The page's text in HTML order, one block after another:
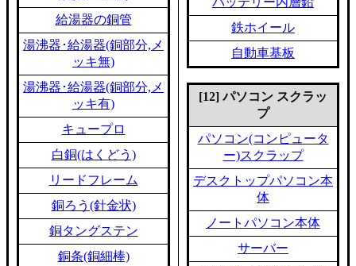
給湯器の銅管
湯沸器･給湯器(銅部分,メ
ッキ無)
湯沸器･給湯器(銅部分,メ
ッキ有)
キュープロ
白銅(はくどう)
リードフレーム
銅ろう(針金状)
銅タングステン
銅条(銅細棒)
鉄ホイール
自動車基板
[12] パソコン スクラッ
プ
パソコン(コンピュータ
ー)スクラップ
デスクトップパソコン本
体
ノートパソコン本体
サーバー